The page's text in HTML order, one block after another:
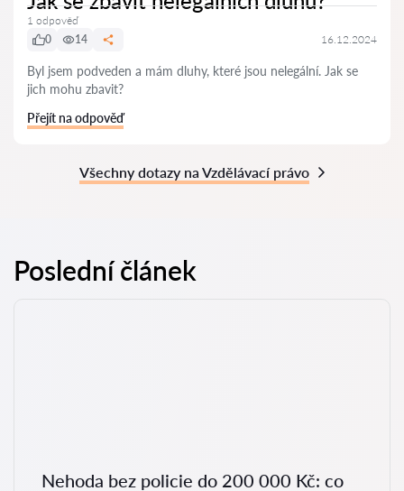
1 odpověď
0
14 16.12.2024
Byl jsem podveden a mám dluhy, které jsou nelegální. Jak se
jich mohu zbavit?
Přejít na odpověď
Všechny dotazy na Vzdělávací právo
Poslední článek
Nehoda bez policie do 200 000 Kč: co